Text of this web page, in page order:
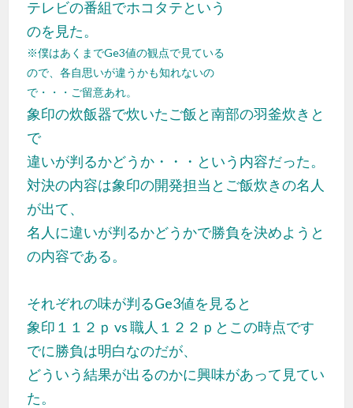
テレビの番組でホコタテという
のを見た。
※僕はあくまでGe3値の観点で見ている
ので、各自思いが違うかも知れないの
で・・・ご留意あれ。
象印の炊飯器で炊いたご飯と南部の羽釜炊きと
で
違いが判るかどうか・・・という内容だった。
対決の内容は象印の開発担当とご飯炊きの名人
が出て、
名人に違いが判るかどうかで勝負を決めようと
の内容である。
それぞれの味が判るGe3値を見ると
象印１１２ｐ vs 職人１２２ｐと この時点です
でに勝負は明白なのだが、
どういう結果が出るのかに興味があって見てい
た。